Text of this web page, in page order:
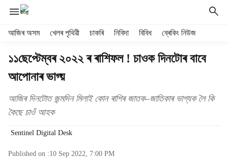
আজিৰ অসম খেলৰ পৃথিৱী চাকৰি নিবিদা বিবিধ ব্ৰেকিং নিউজ
১১ছেপ্টেম্বৰ ২০২২ ৰ ৰাশিফল ! চাওক দিনটোৰ বাবে
আপোনাৰ ভাগ্য়
আজিৰ দিনটোত জন্মদিন মিলাই কোন ৰাশিৰ জাতক–জাতিকাৰ ভাগ্যক লৈ কি
কৈছে চাওঁ আহক
Sentinel Digital Desk
Published on :10 Sep 2022, 7:00 PM